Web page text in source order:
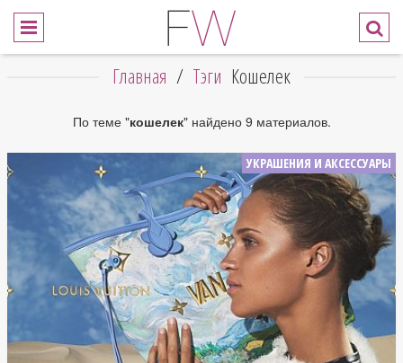
Главная / Тэги Кошелек
По теме "кошелек" найдено 9 материалов.
УКРАШЕНИЯ И АКСЕССУАРЫ